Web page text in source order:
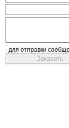
- для отправки